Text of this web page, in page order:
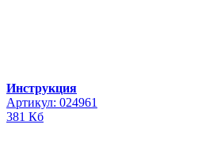
Инструкция
Артикул: 024961
381 Кб